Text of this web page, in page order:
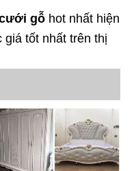
gỗ hot nhất hiện
tốt nhất trên thị